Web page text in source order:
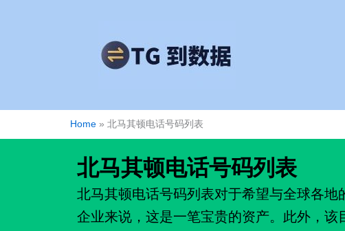
Home » 北马其顿电话号码列表
北马其顿电话号码列表
北马其顿电话号码列表对于希望与全球各地
企业来说，这是一笔宝贵的资产。此外，该